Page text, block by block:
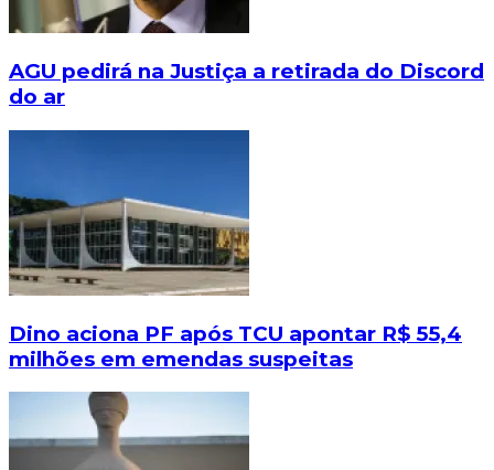
AGU pedirá na Justiça a retirada do Discord
do ar
Dino aciona PF após TCU apontar R$ 55,4
milhões em emendas suspeitas